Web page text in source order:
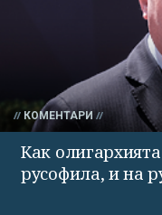
КОМЕНТАРИ
Как
русофила, и на